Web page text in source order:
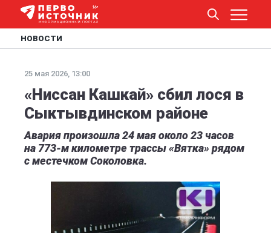
НОВОСТИ
25 мая 2026, 13:00
«Ниссан Кашкай» сбил лося в
Сыктывдинском районе
Авария произошла 24 мая около 23 часов
на 773-м километре трассы «Вятка» рядом
с местечком Соколовка.